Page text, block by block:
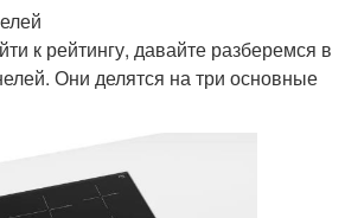
к рейтингу, давайте разберемся в
Они делятся на три основные